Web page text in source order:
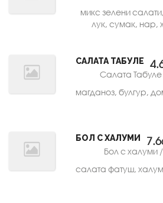
микс зелени
лук, сумак, нар,
САЛАТА ТАБУЛЕ
Салата Табуле
магданоз, булгур,
БОЛ С ХАЛУМИ
Бол с халуми
салата фатуш,